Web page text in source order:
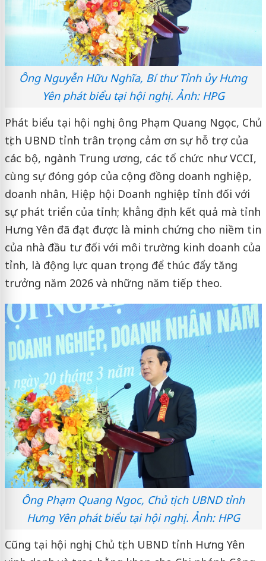
Ông Nguyễn Hữu Nghĩa, Bí thư Tỉnh ủy Hưng
Yên phát biểu tại hội nghị. Ảnh: HPG
Phát biểu tại hội nghị, ông Phạm Quang Ngọc, Chủ
tịch UBND tỉnh trân trọng cảm ơn sự hỗ trợ của
các bộ, ngành Trung ương, các tổ chức như VCCI,
cùng sự đóng góp của cộng đồng doanh nghiệp,
doanh nhân, Hiệp hội Doanh nghiệp tỉnh đối với
sự phát triển của tỉnh; khẳng định kết quả mà tỉnh
Hưng Yên đã đạt được là minh chứng cho niềm tin
của nhà đầu tư đối với môi trường kinh doanh của
tỉnh, là động lực quan trọng để thúc đẩy tăng
trưởng năm 2026 và những năm tiếp theo.
Ông Phạm Quang Ngoc, Chủ tịch UBND tỉnh
Hưng Yên phát biểu tại hội nghị. Ảnh: HPG
Cũng tại hội nghị, Chủ tịch UBND tỉnh Hưng Yên